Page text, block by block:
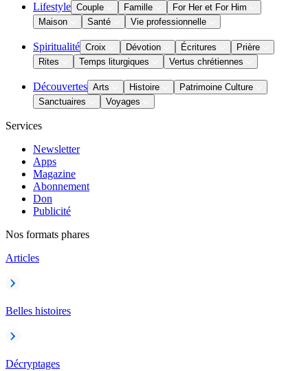
Lifestyle Couple Famille
For Her et For Him
Maison
Santé Vie professionnelle
Spiritualité Croix Dévotion Écritures
Prière
Rites
Temps liturgiques Vertus chrétiennes
Découvertes Arts Histoire
Patrimoine Culture
Sanctuaires
Voyages
Services
Newsletter
Apps
Magazine
Abonnement
Don
Publicité
Nos formats phares
Articles
Belles histoires
Décryptages